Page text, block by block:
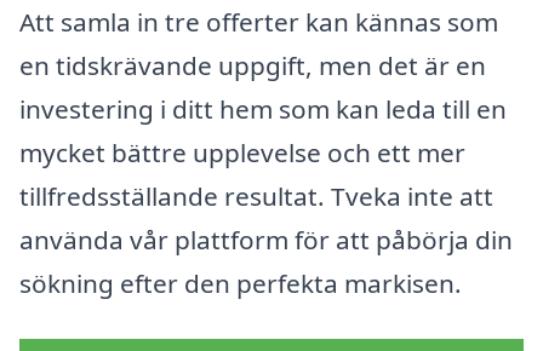
Att samla in tre offerter kan kännas som
en tidskrävande uppgift, men det är en
investering i ditt hem som kan leda till en
mycket bättre upplevelse och ett mer
tillfredsställande resultat. Tveka inte att
använda vår plattform för att påbörja din
sökning efter den perfekta markisen.